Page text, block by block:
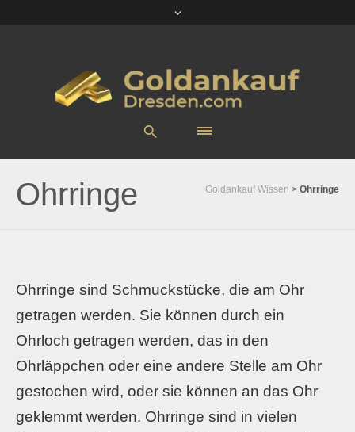
Ohrringe Goldankauf Wissen > Ohrringe
Ohrringe sind Schmuckstücke, die am Ohr
getragen werden. Sie können durch ein
Ohrloch getragen werden, das in den
Ohrläppchen oder eine andere Stelle am Ohr
gestochen wird, oder sie können an das Ohr
geklemmt werden. Ohrringe sind in vielen